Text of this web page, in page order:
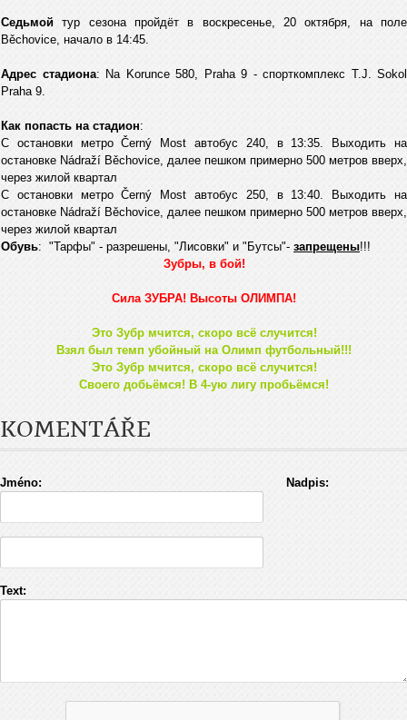
Седьмойтур сезона пройдёт в воскресенье, 20 октября, на поле
Běchovice, начало в 14:45.
Адрес стадиона: Na Korunce 580, Praha 9 - спорткомплекс T.J. Sokol
Praha 9.
Как попасть на стадион:
С остановки метро Černý Most автобус 240, в 13:35. Выходить на
остановке Nádraží Běchovice, далее пешком примерно 500 метров вверх,
через жилой квартал
С остановки метро Černý Most автобус 250, в 13:40. Выходить на
остановке Nádraží Běchovice, далее пешком примерно 500 метров вверх,
через жилой квартал
Обувь: "Тарфы" - разрешены, "Лисовки" и "Бутсы"- запрещены!!!
Зубры, в бой!
Сила ЗУБРА! Высоты ОЛИМПА!
Это Зубр мчится, скоро всё случится!
Взял был темп убойный на Олимп футбольный!!!
Это Зубр мчится, скоро всё случится!
Своего добьёмся! В 4-ую лигу пробьёмся!
KOMENTÁŘE
Jméno: Nadpis:
Text: